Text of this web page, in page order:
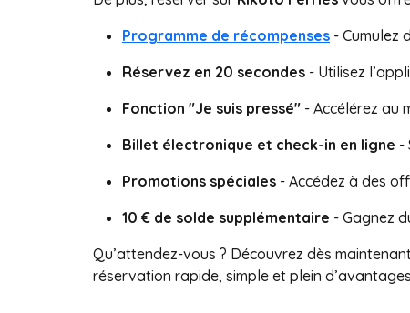
Programme de récompenses - Cumulez
Réservez en 20 secondes - Utilisez
Fonction "Je suis pressé" - Accélérez au
Billet électronique et check-in en ligne -
Promotions spéciales - Accédez à des
10 € de solde supplémentaire - Gagnez
Qu’attendez-vous ? Découvrez dès
réservation rapide, simple et plein